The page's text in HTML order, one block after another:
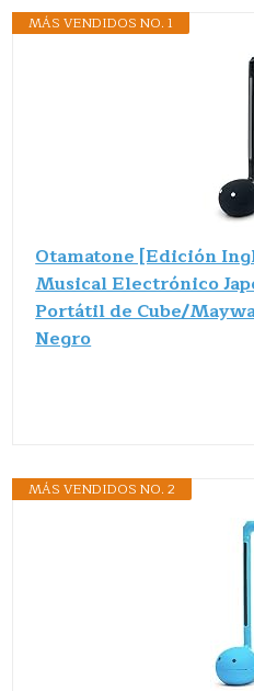
MÁS VENDIDOS NO. 1
Otamatone [Edición
Musical Electrónico
Portátil de Cube/
Negro
MÁS VENDIDOS NO. 2